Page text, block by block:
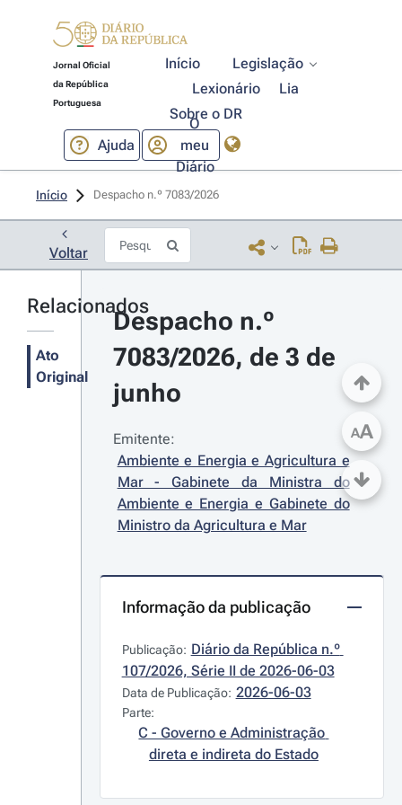
Jornal Oficial
da República
Portuguesa
Início
Legislação
Lexionário
Lia
Sobre o DR
Ajuda
O
meu
Diário
Início Despacho n.º 7083/2026
Voltar
Relacionados
Ato
Original
Despacho n.º
7083/2026, de 3 de
junho
Emitente:
Ambiente e Energia e Agricultura e
Mar - Gabinete da Ministra do
Ambiente e Energia e Gabinete do
Ministro da Agricultura e Mar
Informação da publicação
Publicação: Diário da República n.º
107/2026, Série II de 2026-06-03
Data de Publicação: 2026-06-03
Parte:
C - Governo e Administração
direta e indireta do Estado
AA